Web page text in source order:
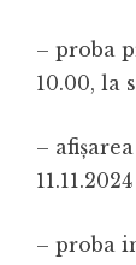
– proba
10.00, la
–
– proba